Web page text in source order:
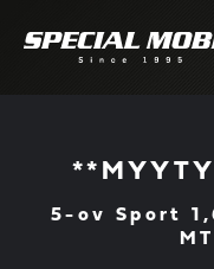
5-ov Sport